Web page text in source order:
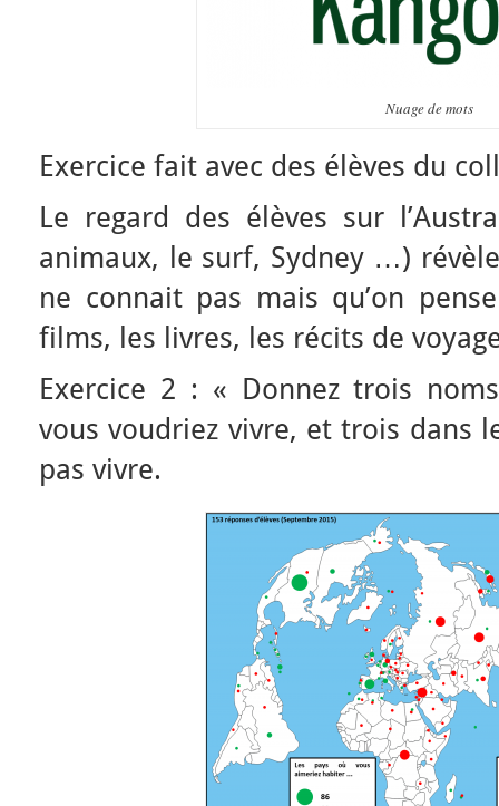
Nuage de mots
Exercice fait avec des élèves du
Le regard des élèves sur
animaux, le surf, Sydney …)
ne connait pas mais qu’on
films, les livres, les récits de
Exercice 2 : « Donnez trois
vous voudriez vivre, et trois dans
pas vivre.